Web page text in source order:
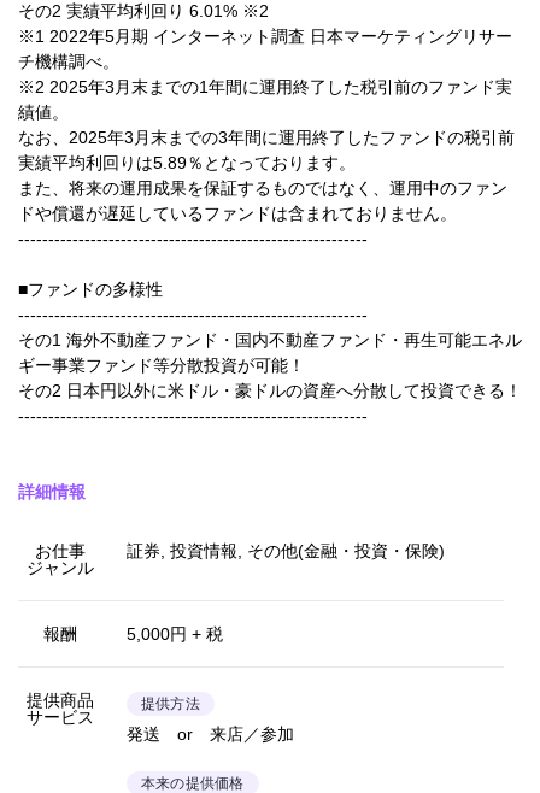
その2 実績平均利回り 6.01% ※2
※1 2022年5月期 インターネット調査 日本マーケティングリサー
チ機構調べ。
※2 2025年3月末までの1年間に運用終了した税引前のファンド実
績値。
なお、2025年3月末までの3年間に運用終了したファンドの税引前
実績平均利回りは5.89％となっております。
また、将来の運用成果を保証するものではなく、運用中のファン
ドや償還が遅延しているファンドは含まれておりません。
----------------------------------------------------------
■ファンドの多様性
----------------------------------------------------------
その1 海外不動産ファンド・国内不動産ファンド・再生可能エネル
ギー事業ファンド等分散投資が可能！
その2 日本円以外に米ドル・豪ドルの資産へ分散して投資できる！
----------------------------------------------------------
詳細情報
お仕事
ジャンル
証券, 投資情報, その他(金融・投資・保険)
報酬 5,000円 + 税
提供商品
サービス
提供方法
発送 or 来店／参加
本来の提供価格